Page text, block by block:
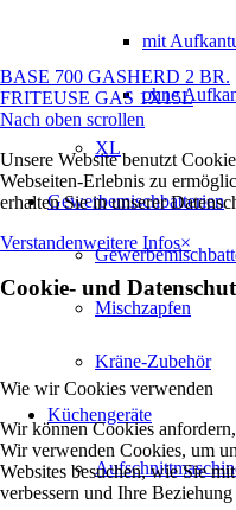
mit
ohne
XL
Gewerbemischbatterien
Mischzapfen
Kräne-Zubehör
Küchengeräte
BASE 700 GASHERD 2 BR.
FRITEUSE GAS 1X15L
Nach oben scrollen
Unsere Website benutzt
Webseiten-Erlebnis zu
erhalten Sie in unserer
Verstandenweitere Infos×
Cookie- und
Wie wir Cookies verwenden
Wir können Cookies
Wir verwenden Cookies, um
Websites besuchen, wie Sie
verbessern und Ihre